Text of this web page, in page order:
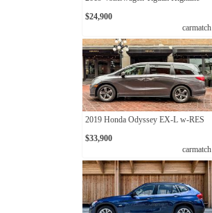
$24,900
carmatch
2019 Honda Odyssey EX-L w-RES
$33,900
carmatch